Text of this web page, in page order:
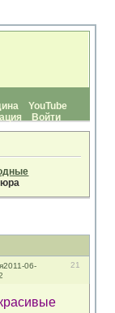
YouTube
Войти
21
2011-06-